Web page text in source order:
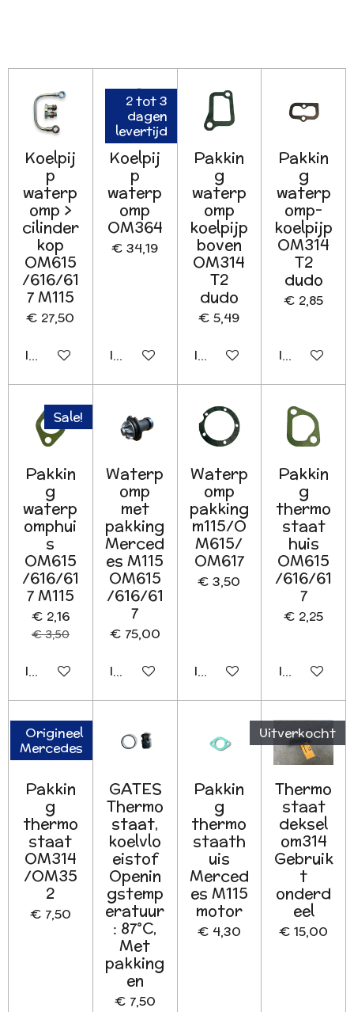
Koelpij
p
waterp
omp >
cilinder
kop
OM615
/616/61
7 M115
€ 27,50
In winkelwagen
2 tot 3
dagen
levertijd
Koelpij
p
waterp
omp
OM364
€ 34,19
In winkelwagen
Pakkin
g
waterp
omp
koelpijp
boven
OM314
T2
dudo
€ 5,49
In winkelwagen
Pakkin
g
waterp
omp-
koelpijp
OM314
T2
dudo
€ 2,85
In
Sale!
Pakkin
g
waterp
omphui
s
OM615
/616/61
7 M115
€ 2,16
€ 3,50
In winkelwagen
Waterp
omp
met
pakking
Merced
es M115
OM615
/616/61
7
€ 75,00
In winkelwagen
Waterp
omp
pakking
m115/O
M615/
OM617
€ 3,50
In winkelwagen
Pakkin
g
thermo
staat
huis
OM615
/616/61
7
€ 2,25
In
Origineel
Mercedes
Pakkin
g
thermo
staat
OM314
/OM35
2
€ 7,50
GATES
Thermo
staat,
koelvlo
eistof
Openin
gstemp
eratuur
: 87°C,
Met
pakking
en
€ 7,50
Pakkin
g
thermo
staath
uis
Merced
es M115
motor
€ 4,30
Uitverkocht
Thermo
staat
deksel
om314
Gebruik
t
onderd
eel
€ 15,00